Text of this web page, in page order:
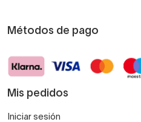
Métodos de pago
Mis pedidos
Iniciar sesión